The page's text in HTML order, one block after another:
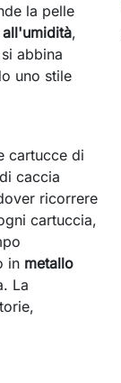
la pelle
,
si abbina
uno stile
cartucce di
caccia
ricorrere
cartuccia,
in metallo
La